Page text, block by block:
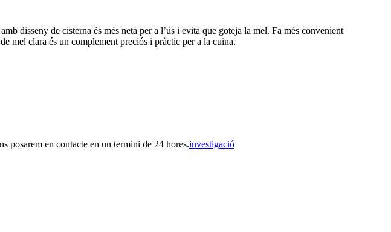
disseny de cisterna és més neta per a l’ús i evita que goteja la mel. Fa més convenient
mel clara és un complement preciós i pràctic per a la cuina.
posarem en contacte en un termini de 24 hores.investigació